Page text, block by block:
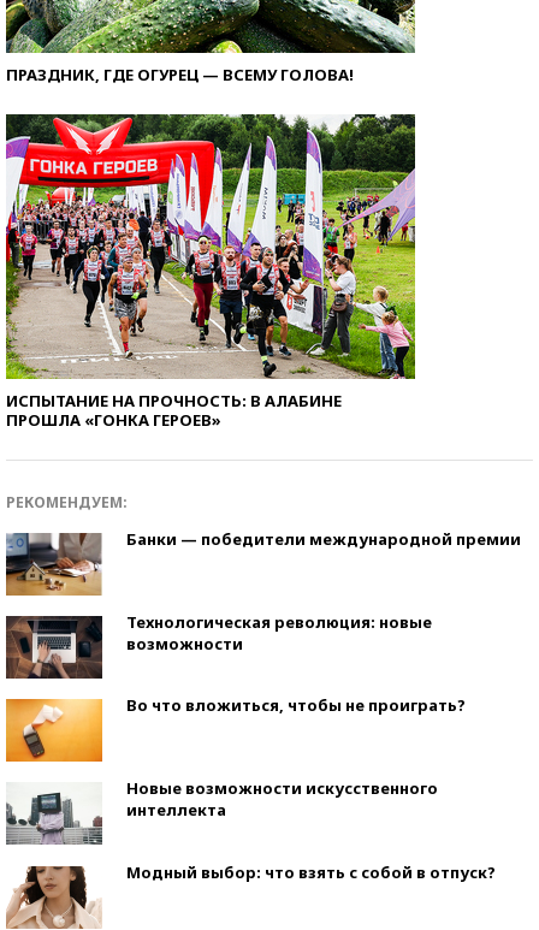
ПРАЗДНИК, ГДЕ ОГУРЕЦ — ВСЕМУ ГОЛОВА!
ИСПЫТАНИЕ НА ПРОЧНОСТЬ: В АЛАБИНЕ
ПРОШЛА «ГОНКА ГЕРОЕВ»
РЕКОМЕНДУЕМ:
Банки — победители международной премии
Технологическая революция: новые
возможности
Во что вложиться, чтобы не проиграть?
Новые возможности искусственного
интеллекта
Модный выбор: что взять с собой в отпуск?